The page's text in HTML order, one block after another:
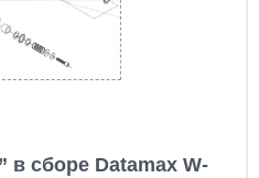
в сборе Datamax W-